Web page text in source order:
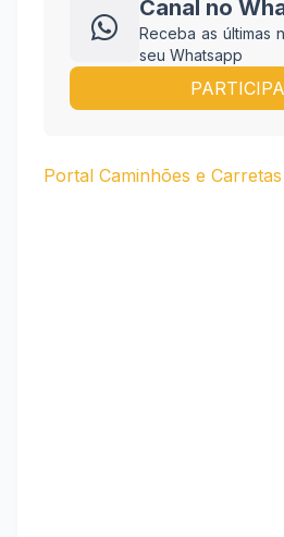
Canal no
Receba as últimas
seu Whatsapp
Portal Caminhões e Carretas